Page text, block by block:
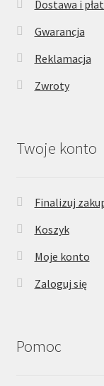
Dostawa i
Gwarancja
Reklamacja
Zwroty
Twoje konto
Finalizuj
Koszyk
Moje konto
Zaloguj się
Pomoc